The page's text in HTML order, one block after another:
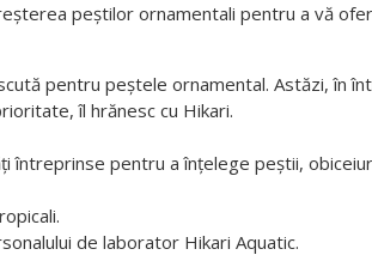
peștilor ornamentali pentru a vă
pentru peștele ornamental. Astăzi, în
îl hrănesc cu Hikari.
pentru a înțelege peștii,
de laborator Hikari Aquatic.